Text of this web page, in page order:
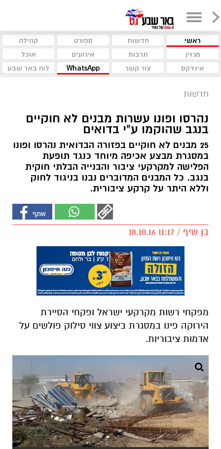
ראשי חדשות ספורט
קהילה
מגזין
תרבות אירועים
אוכל
אינדקס
צור קשר WhatsApp לוח באר שבע
חדשות
נהרסו ופונו עשרות מבנים לא חוקיים
בנגב שהוקמו ע"י בדואים
25 מבנים לא חוקיים בפזורה הבדואית נהרסו ופונו
במסגרת מבצע אכיפה מיוחד כנגד תופעת
הפלישה למקרקעי ציבור והבנייה הבלתי חוקית
בנגב. כל המבנים המדוברים נבנו בניגוד לחוק
וללא היתר על קרקע ציבורית.
בן שיף / 11:17 18.10.16
מפקחי רשות מקרקעי ישראל ופקחי הסיירת
הירוקה פינו במסגרת ביצוע צווי סילוק פולשים על
אדמות ציבוריות.